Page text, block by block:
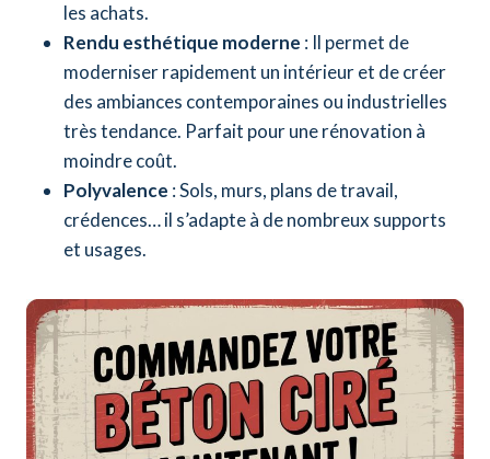
les achats.
Rendu esthétique moderne : Il permet de
moderniser rapidement un intérieur et de créer
des ambiances contemporaines ou industrielles
très tendance. Parfait pour une rénovation à
moindre coût.
Polyvalence : Sols, murs, plans de travail,
crédences… il s’adapte à de nombreux supports
et usages.